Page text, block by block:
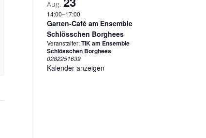
Aug.
14:00–17:00
Garten-Café am Ensemble
Schlösschen Borghees
Veranstalter:TIK am Ensemble
Schlösschen Borghees
0282251639
Kalender anzeigen